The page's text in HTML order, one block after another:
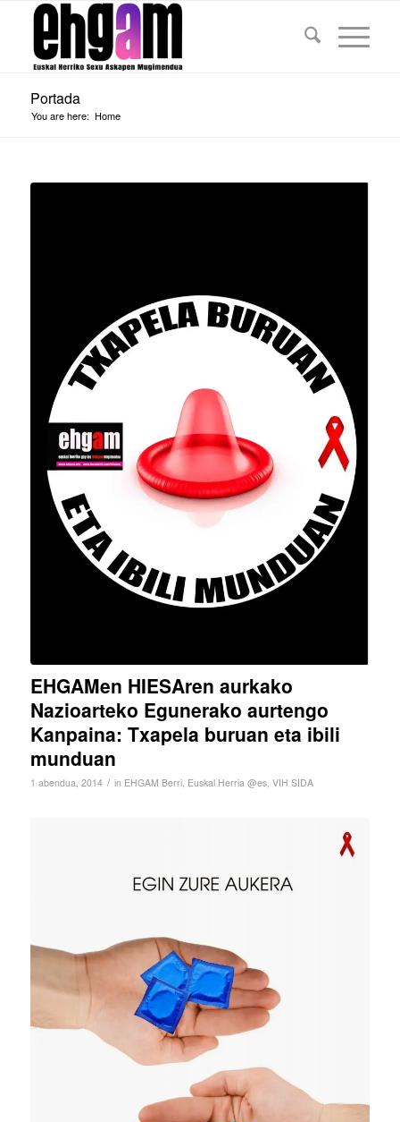
Portada
You are here: Home
EHGAMen HIESAren aurkako
Nazioarteko Egunerako aurtengo
Kanpaina: Txapela buruan eta ibili
munduan
1 abendua, 2014 / in EHGAM Berri, Euskal Herria @es, VIH SIDA